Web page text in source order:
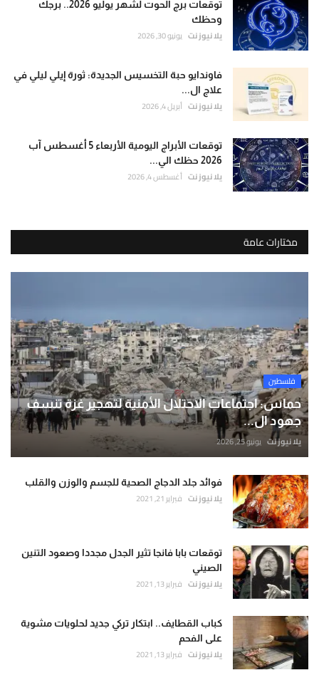
توقعات برج الحوت لشهر يوليو 2026.. برجك
وحظك
يلا نيوز نت يونيو 30, 2026
فاوندايو حبة التخسيس الجديدة: ثورة إيلي ليلي في
علاج ال...
يلا نيوز نت أبريل 4, 2026
توقعات الأبراج اليومية الأربعاء 5 أغسطس آب
2026 حظك الي...
يلا نيوز نت أغسطس 4, 2026
مختارات عامة
فلسطين
حماس: اجتماعات الاحتلال الأمنية لتهجير غزة تنسف
جهود ال...
يلا نيوز نت يونيو 25, 2026
فوائد جلد الدجاج الصحية للجسم والوزن والقلب
يلا نيوز نت فبراير 21, 2021
توقعات بابا فانجا تثير الجدل مجددا وصعود التنين
الصيني
يلا نيوز نت فبراير 13, 2021
كباب القطايف.. ابتكار تركي جديد لحلويات مشوية
على الفحم
يلا نيوز نت فبراير 13, 2021